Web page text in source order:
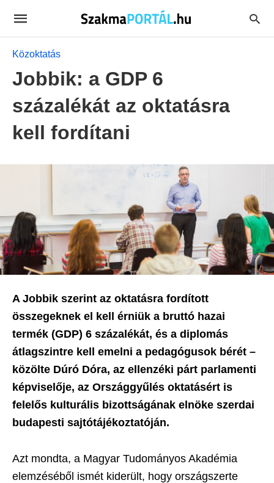
Közoktatás
Jobbik: a GDP 6
százalékát az oktatásra
kell fordítani
A Jobbik szerint az oktatásra fordított
összegeknek el kell érniük a bruttó hazai
termék (GDP) 6 százalékát, és a diplomás
átlagszintre kell emelni a pedagógusok bérét –
közölte Dúró Dóra, az ellenzéki párt parlamenti
képviselője, az Országgyűlés oktatásért is
felelős kulturális bizottságának elnöke szerdai
budapesti sajtótájékoztatóján.
Azt mondta, a Magyar Tudományos Akadémia
elemzéséből ismét kiderült, hogy országszerte